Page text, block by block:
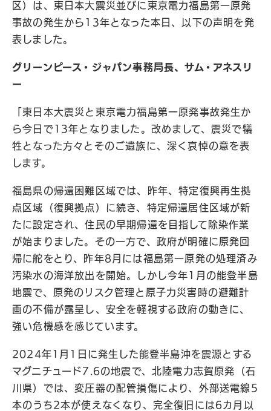
区）は、東日本大震災並びに東京電力福島第一原発
事故の発生から13年となった本日、以下の声明を発
表しました。
グリーンピース・ジャパン事務局長、サム・アネスリ
ー
「東日本大震災と東京電力福島第一原発事故発生か
ら今日で13年となりました。改めまして、震災で犠
牲となった方々とそのご遺族に、深く哀悼の意を表
します。
福島県の帰還困難区域では、昨年、特定復興再生拠
点区域（復興拠点）に続き、特定帰還居住区域が新
たに設定され、住民の早期帰還を目指して除染作業
が始まりました。その一方で、政府が明確に原発回
帰に舵をとり、昨年8月には福島第一原発の処理済み
汚染水の海洋放出を開始。しかし今年1月の能登半島
地震で、原発のリスク管理と原子力災害時の避難計
画の不備が露呈し、安全を軽視する政府の動きに、
強い危機感を感じています。
2024年1月1日に発生した能登半島沖を震源とする
マグニチュード7.6の地震で、北陸電力志賀原発（石
川県）では、変圧器の配管損傷により、外部送電線5
本のうち2本が使えなくなり、完全復旧には6カ月以